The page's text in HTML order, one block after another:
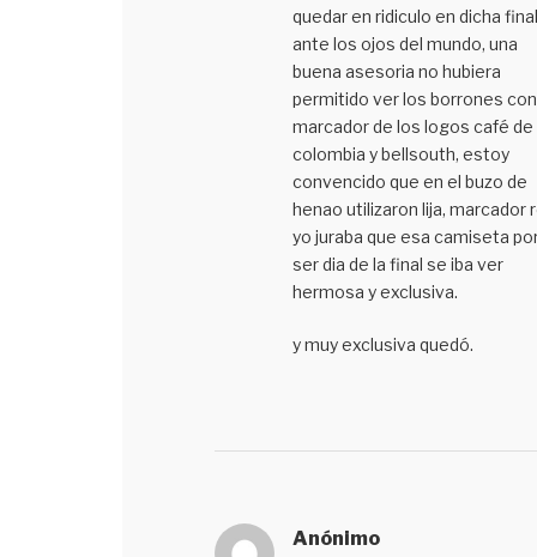
quedar en ridiculo en dicha final
ante los ojos del mundo, una
buena asesoria no hubiera
permitido ver los borrones con
marcador de los logos café de
colombia y bellsouth, estoy
convencido que en el buzo de
henao utilizaron lija, marcador
yo juraba que esa camiseta
ser dia de la final se iba ver
hermosa y exclusiva.
y muy exclusiva quedó.
Anónimo